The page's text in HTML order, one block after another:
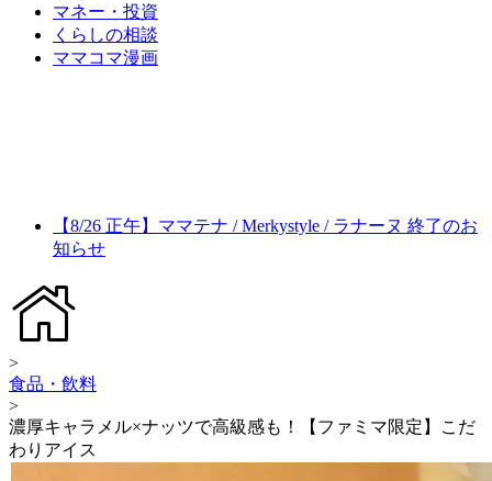
マネー・投資
くらしの相談
ママコマ漫画
【8/26 正午】ママテナ / Merkystyle / ラナーヌ 終了のお
知らせ
>
食品・飲料
>
濃厚キャラメル×ナッツで高級感も！【ファミマ限定】こだ
わりアイス